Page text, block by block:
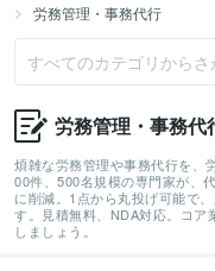
労務管理・事務代行
労務管理・事務代
煩雑な労務管理や事務代行を、
00件、500名規模の専門家が、
に削減。1点から丸投げ可能で
す。見積無料、NDA対応。コア
しましょう。